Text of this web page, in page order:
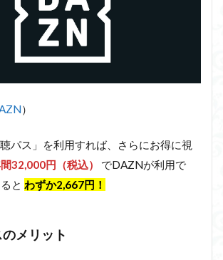
）
パス」を利用すれば、さらにお得に視
32,000円（税込）
でDAZNが利用で
と わずか2,667円！
メリット